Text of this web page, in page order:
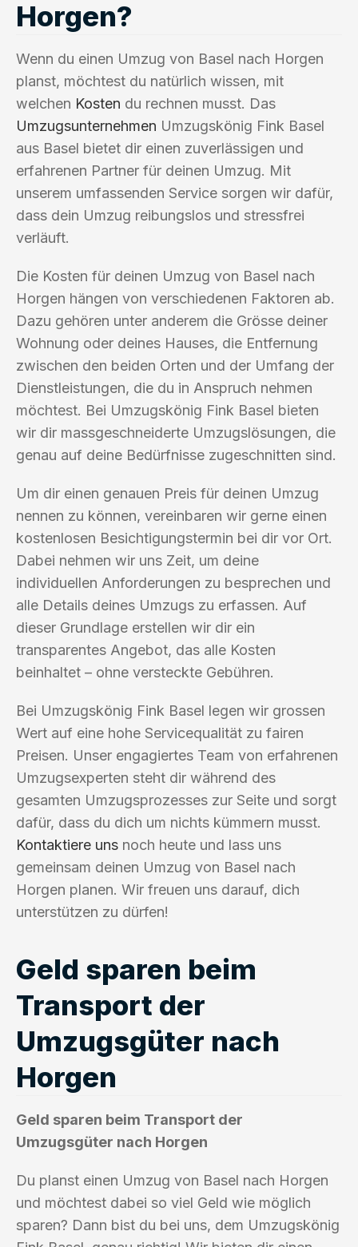
Horgen?
Wenn du einen Umzug von Basel nach Horgen
planst, möchtest du natürlich wissen, mit
welchen Kosten du rechnen musst. Das
Umzugsunternehmen Umzugskönig Fink Basel
aus Basel bietet dir einen zuverlässigen und
erfahrenen Partner für deinen Umzug. Mit
unserem umfassenden Service sorgen wir dafür,
dass dein Umzug reibungslos und stressfrei
verläuft.
Die Kosten für deinen Umzug von Basel nach
Horgen hängen von verschiedenen Faktoren ab.
Dazu gehören unter anderem die Grösse deiner
Wohnung oder deines Hauses, die Entfernung
zwischen den beiden Orten und der Umfang der
Dienstleistungen, die du in Anspruch nehmen
möchtest. Bei Umzugskönig Fink Basel bieten
wir dir massgeschneiderte Umzugslösungen, die
genau auf deine Bedürfnisse zugeschnitten sind.
Um dir einen genauen Preis für deinen Umzug
nennen zu können, vereinbaren wir gerne einen
kostenlosen Besichtigungstermin bei dir vor Ort.
Dabei nehmen wir uns Zeit, um deine
individuellen Anforderungen zu besprechen und
alle Details deines Umzugs zu erfassen. Auf
dieser Grundlage erstellen wir dir ein
transparentes Angebot, das alle Kosten
beinhaltet – ohne versteckte Gebühren.
Bei Umzugskönig Fink Basel legen wir grossen
Wert auf eine hohe Servicequalität zu fairen
Preisen. Unser engagiertes Team von erfahrenen
Umzugsexperten steht dir während des
gesamten Umzugsprozesses zur Seite und sorgt
dafür, dass du dich um nichts kümmern musst.
Kontaktiere uns noch heute und lass uns
gemeinsam deinen Umzug von Basel nach
Horgen planen. Wir freuen uns darauf, dich
unterstützen zu dürfen!
Geld sparen beim
Transport der
Umzugsgüter nach
Horgen
Geld sparen beim Transport der
Umzugsgüter nach Horgen
Du planst einen Umzug von Basel nach Horgen
und möchtest dabei so viel Geld wie möglich
sparen? Dann bist du bei uns, dem Umzugskönig